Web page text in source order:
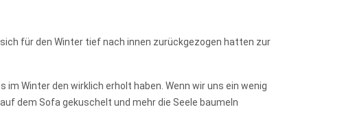
für den Winter tief nach innen zurückgezogen hatten zur
Winter den wirklich erholt haben. Wenn wir uns ein wenig
dem Sofa gekuschelt und mehr die Seele baumeln